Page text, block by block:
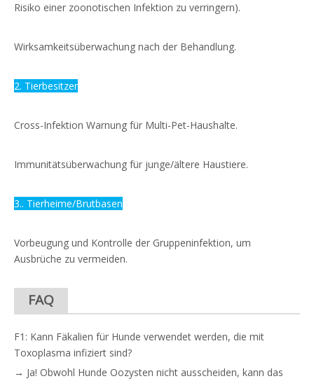
Risiko einer zoonotischen Infektion zu verringern).
Wirksamkeitsüberwachung nach der Behandlung.
2. Tierbesitzer
Cross-Infektion Warnung für Multi-Pet-Haushalte.
Immunitätsüberwachung für junge/ältere Haustiere.
3.. Tierheime/Brutbasen
Vorbeugung und Kontrolle der Gruppeninfektion, um
Ausbrüche zu vermeiden.
FAQ
F1: Kann Fäkalien für Hunde verwendet werden, die mit
Toxoplasma infiziert sind?
→ Ja! Obwohl Hunde Oozysten nicht ausscheiden, kann das